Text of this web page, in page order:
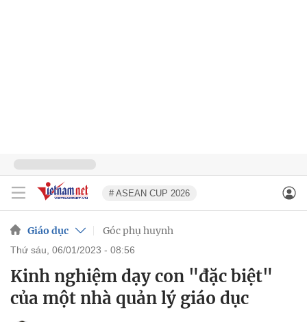
# ASEAN CUP 2026
Giáo dục Góc phụ huynh
thứ sáu, 06/01/2023 - 08:56
Kinh nghiệm dạy con "đặc biệt"
của một nhà quản lý giáo dục